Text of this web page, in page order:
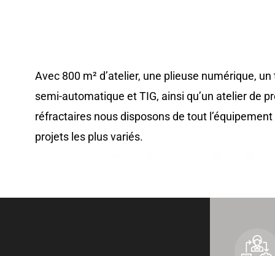
Avec 800 m² d’atelier, une plieuse numérique,
semi-automatique et TIG, ainsi qu’un atelier de
réfractaires nous disposons de tout
projets les plus variés.